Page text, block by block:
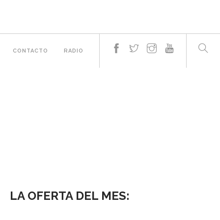
CONTACTO RADIO
LA OFERTA DEL MES: